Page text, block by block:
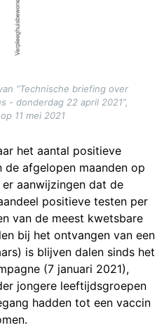
“Technische briefing over
- donderdag 22 april 2021”,
11 mei 2021
het aantal positieve
afgelopen maanden op
er aanwijzingen dat de
positieve testen per
van de meest kwetsbare
bij het ontvangen van een
is blijven dalen sinds het
(7 januari 2021),
jongere leeftijdsgroepen
hadden tot een vaccin